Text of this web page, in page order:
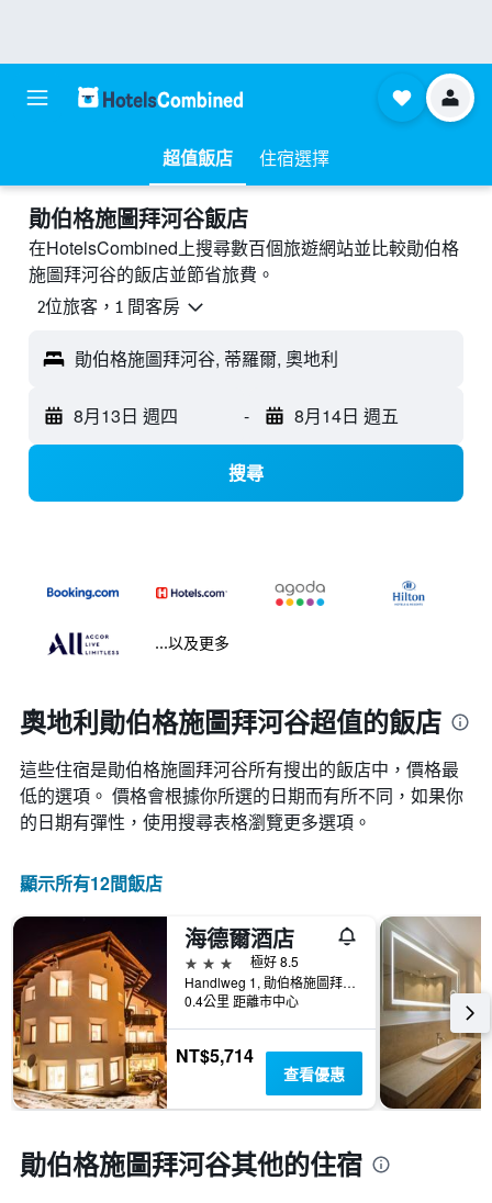
超值飯店 住宿選擇
勛伯格施圖拜河谷飯店
在HotelsCombined上搜尋數百個旅遊網站並比較勛伯格
施圖拜河谷的飯店並節省旅費。
2位旅客，1 間客房
勛伯格施圖拜河谷, 蒂羅爾, 奧地利
8月13日 週四 - 8月14日 週五
搜尋
...以及更多
奧地利勛伯格施圖拜河谷超值的飯店
這些住宿是勛伯格施圖拜河谷所有搜出的飯店中，價格最
低的選項。 價格會根據你所選的日期而有所不同，如果你
的日期有彈性，使用搜尋表格瀏覽更多選項。
顯示所有12間飯店
海德爾酒店
3星級
極好 8.5
Handlweg 1, 勛伯格施圖拜河谷, 蒂羅爾, 奧地利
0.4公里 距離市中心
NT$5,714
查看優惠
勛伯格施圖拜河谷​其他的住宿